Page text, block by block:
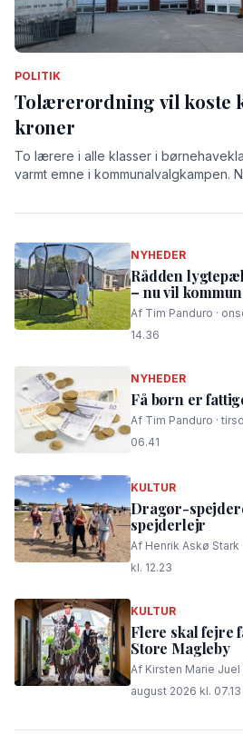
POLITIK
Tolærerordning vil koste
kroner
To lærere i alle klasser i
varmt emne i kommunalvalgkampen.
NYHEDER
Rådden
– nu vil
procedurer
Af Tim Panduro ·
14.36
NYHEDER
Få børn er
Af Tim Panduro ·
06.41
KULTUR
Dragør-
spejderlejr
Af Henrik Askø Stark
kl. 12.23
KULTUR
Flere skal fejre
Store Magleby
Af Kirsten Marie Juel
august 2026 kl. 07.13